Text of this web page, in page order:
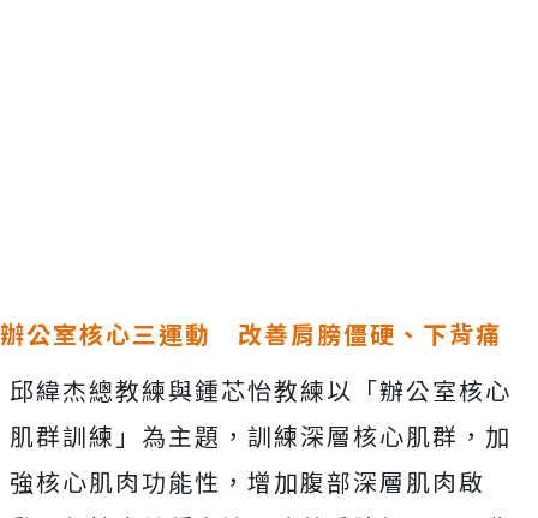
辦公室核心三運動 改善肩膀僵硬、下背痛
邱緯杰總教練與鍾芯怡教練以「辦公室核心
肌群訓練」為主題，訓練深層核心肌群，加
強核心肌肉功能性，增加腹部深層肌肉啟